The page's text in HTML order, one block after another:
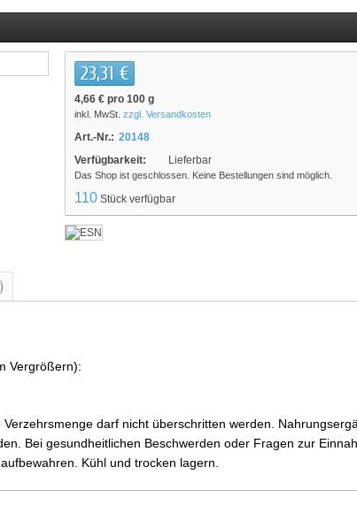
23,31 €
4,66 € pro 100 g
inkl. MwSt. zzgl. Versandkosten
Art.-Nr.: 20148
Verfügbarkeit:
Lieferbar
Das Shop ist geschlossen. Keine Bestellungen sind möglich.
110 Stück verfügbar
Vergrößern):
darf nicht überschritten werden.
Bei gesundheitlichen Beschwerden oder Fragen zur
Kühl und trocken lagern.